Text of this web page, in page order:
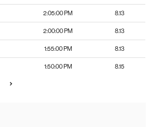
2:05:00 PM 8.13
2:00:00 PM 8.13
1:55:00 PM 8.13
1:50:00 PM 8.15